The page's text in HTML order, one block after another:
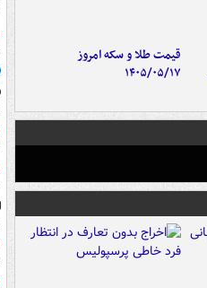
قیمت طلا و سکه امروز
۱۴۰۵/۰۵/۱۷